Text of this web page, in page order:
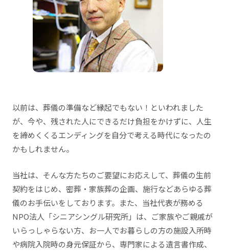
以前は、葬儀の準備など縁起でもない！といわれました
が、今や、残された人にできるだけ負担をかけずに、人生
を締めくくるエンディングを自分で考える時代になったの
かもしれません。
当社は、そんな方たちのご要望にお応えして、葬儀の生前
契約をはじめ、密葬・家族葬の企画、施行などあらゆる葬
儀のお手伝いをしております。また、当社代表が務める
NPO法人「シニアシングル研究所」は、ご家族やご親戚が
いらっしゃらない方、お一人でお暮らしの方の施設入所時
や病院入院時の身元保証から、専門家による遺言書作成、